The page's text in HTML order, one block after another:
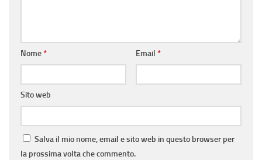
Nome* Email *
Sito web
Salva il mio nome, email e sito web in questo browser per
la prossima volta che commento.